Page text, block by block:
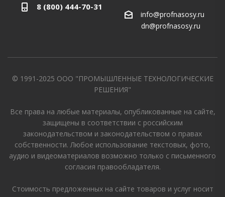
8 (800) 444-70-31
info@profnasosy.ru
dn@profnasosy.ru
© 1991-2025 ООО "ПРОМЫШЛЕННЫЕ ТЕХНОЛОГИЧЕСКИЕ
РЕШЕНИЯ"
Все права на любые материалы, опубликованные на сайте,
защищены в соответствии с российским
законодательством и законодательством о правах
собственности. Любое использование текстовых, фото,
аудио и видеоматериалов возможно только с письменного
согласия правообладателя.
Стоимость предложенных на сайте товаров и услуг носит